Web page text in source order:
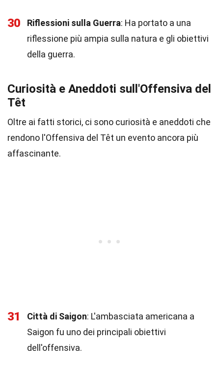
30 Riflessioni sulla Guerra: Ha portato a una
riflessione più ampia sulla natura e gli obiettivi
della guerra.
Curiosità e Aneddoti sull'Offensiva del
Têt
Oltre ai fatti storici, ci sono curiosità e aneddoti che
rendono l'Offensiva del Têt un evento ancora più
affascinante.
31 Città di Saigon: L'ambasciata americana a
Saigon fu uno dei principali obiettivi
dell'offensiva.